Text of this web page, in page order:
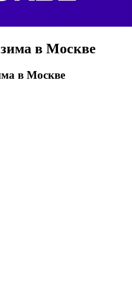
зима в Москве
в Москве